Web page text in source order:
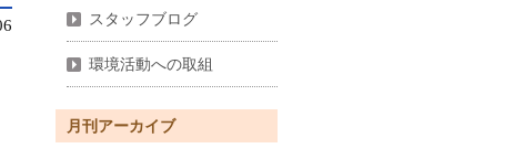
スタッフブログ
環境活動への取組
月刊アーカイブ